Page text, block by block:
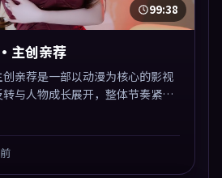
99:38
主创亲荐
亲荐是一部以动漫为核心的影视
与人物成长展开，整体节奏紧